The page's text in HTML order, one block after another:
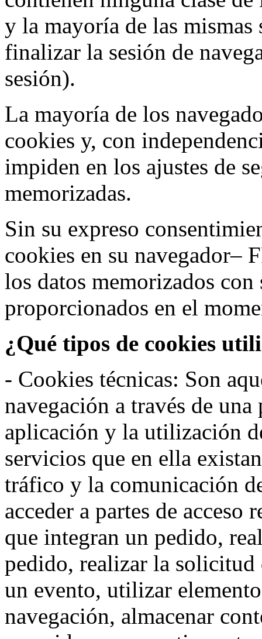
y la mayoría de las
finalizar la sesión de
sesión).
La mayoría de los
cookies y, con
impiden en los ajustes de
memorizadas.
Sin su expreso
cookies en su navegador–
los datos memorizados con
proporcionados en el
¿Qué tipos de cookies
- Cookies técnicas: Son
navegación a través de
aplicación y la utilización
servicios que en ella
tráfico y la comunicación
acceder a partes de
que integran un pedido,
pedido, realizar la
un evento, utilizar
navegación, almacenar